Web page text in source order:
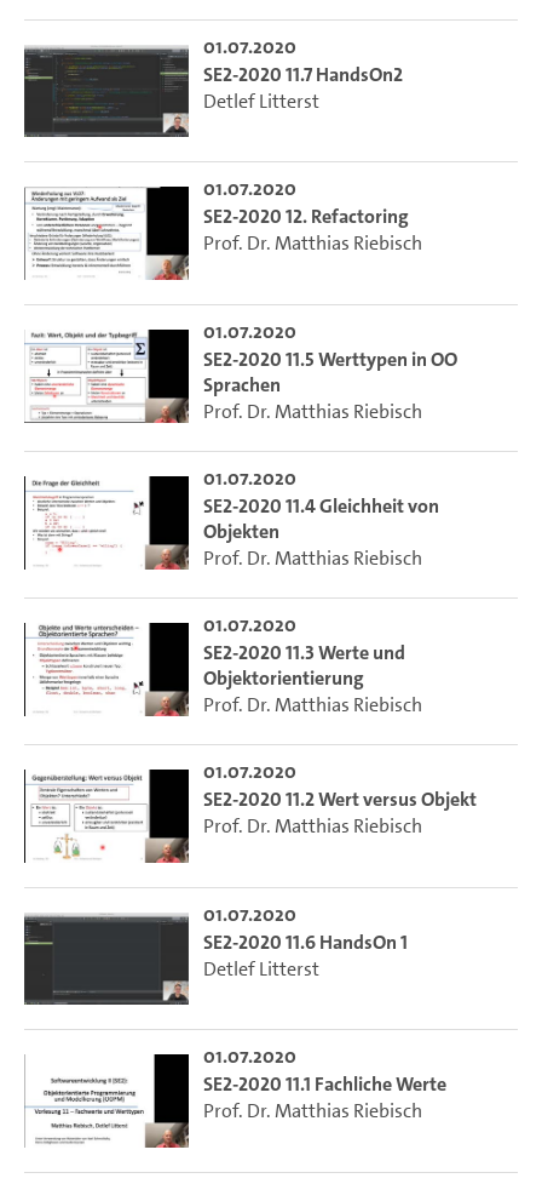
01.07.2020
SE2-2020 11.7 HandsOn2
Detlef Litterst
01.07.2020
SE2-2020 12. Refactoring
Prof. Dr. Matthias Riebisch
01.07.2020
SE2-2020 11.5 Werttypen in OO
Sprachen
Prof. Dr. Matthias Riebisch
01.07.2020
SE2-2020 11.4 Gleichheit von
Objekten
Prof. Dr. Matthias Riebisch
01.07.2020
SE2-2020 11.3 Werte und
Objektorientierung
Prof. Dr. Matthias Riebisch
01.07.2020
SE2-2020 11.2 Wert versus Objekt
Prof. Dr. Matthias Riebisch
01.07.2020
SE2-2020 11.6 HandsOn 1
Detlef Litterst
01.07.2020
SE2-2020 11.1 Fachliche Werte
Prof. Dr. Matthias Riebisch